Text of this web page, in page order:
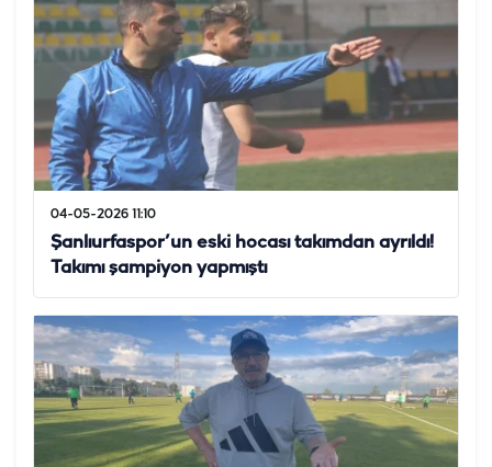
04-05-2026 11:10
Şanlıurfaspor’un eski hocası takımdan ayrıldı!
Takımı şampiyon yapmıştı